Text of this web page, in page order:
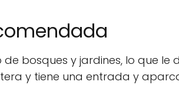
de bosques y jardines, lo que
y tiene una entrada y